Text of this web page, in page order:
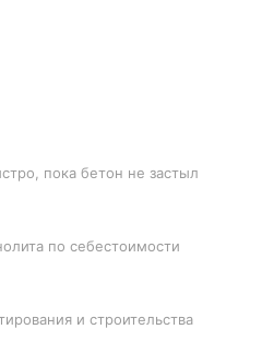
пока бетон не застыл
по себестоимости
и строительства